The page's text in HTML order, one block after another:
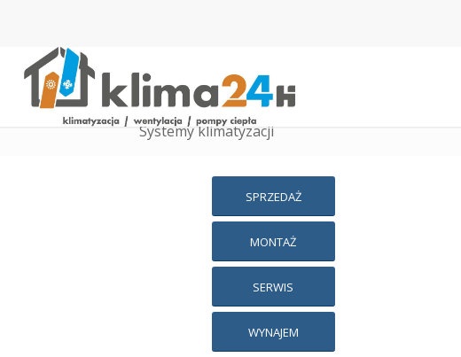
Systemy klimatyzacji
SPRZEDAŻ
MONTAŻ
SERWIS
WYNAJEM